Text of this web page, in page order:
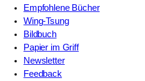
Empfohlene Bücher
Wing-Tsung
Bildbuch
Papier im Griff
Newsletter
Feedback